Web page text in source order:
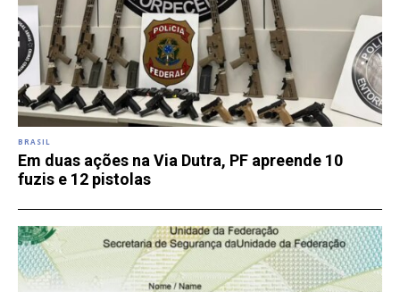
BRASIL
Em duas ações na Via Dutra, PF apreende 10
fuzis e 12 pistolas